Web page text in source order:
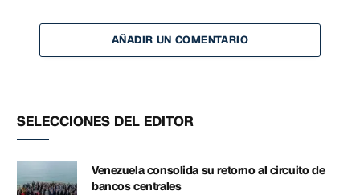
AÑADIR UN COMENTARIO
SELECCIONES DEL EDITOR
Venezuela consolida su retorno al circuito de
bancos centrales